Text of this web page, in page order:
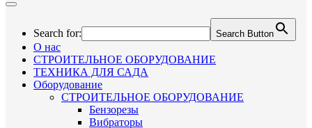
Search for: Search Button
О нас
СТРОИТЕЛЬНОЕ ОБОРУДОВАНИЕ
ТЕХНИКА ДЛЯ САДА
Оборудование
СТРОИТЕЛЬНОЕ ОБОРУДОВАНИЕ
Бензорезы
Вибраторы